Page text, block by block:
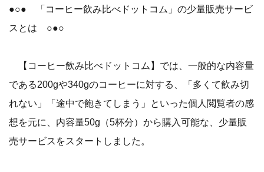
●○● 「コーヒー飲み比べドットコム」の少量販売サービ
スとは ○●○
【コーヒー飲み比べドットコム】では、一般的な内容量
である200gや340gのコーヒーに対する、「多くて飲み切
れない」「途中で飽きてしまう」といった個人閲覧者の感
想を元に、内容量50g（5杯分）から購入可能な、少量販
売サービスをスタートしました。